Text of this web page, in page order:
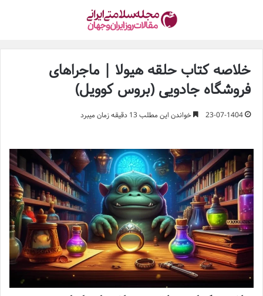
خلاصه کتاب حلقه هیولا | ماجراهای
فروشگاه جادویی (بروس کوویل)
23-07-1404 خواندن این مطلب 13 دقیقه زمان میبرد